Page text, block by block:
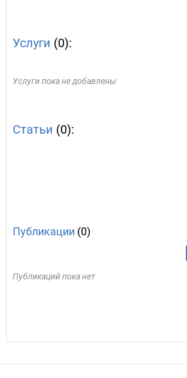
Услуги (0):
Услуги пока не добавлены
Статьи (0):
Публикации (0)
Публикаций пока нет